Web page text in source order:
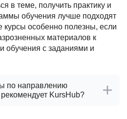
в теме, получить практику и
обучения лучше подходят
курсы особенно полезны, если
материалов к
обучения с заданиями и
по направлению
KursHub?